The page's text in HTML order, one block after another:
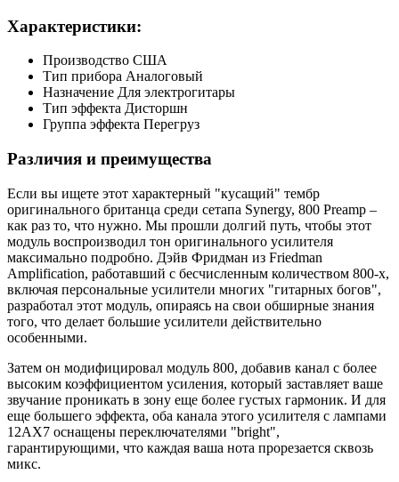
Характеристики:
Производство США
Тип прибора Аналоговый
Назначение Для электрогитары
Тип эффекта Дисторшн
Группа эффекта Перегруз
Различия и преимущества
Если вы ищете этот характерный "кусащий" тембр
оригинального британца среди сетапа Synergy, 800 Preamp –
как раз то, что нужно. Мы прошли долгий путь, чтобы этот
модуль воспроизводил тон оригинального усилителя
максимально подробно. Дэйв Фридман из Friedman
Amplification, работавший с бесчисленным количеством 800-х,
включая персональные усилители многих "гитарных богов",
разработал этот модуль, опираясь на свои обширные знания
того, что делает большие усилители действительно
особенными.
Затем он модифицировал модуль 800, добавив канал с более
высоким коэффициентом усиления, который заставляет ваше
звучание проникать в зону еще более густых гармоник. И для
еще большего эффекта, оба канала этого усилителя с лампами
12АX7 оснащены переключателями "bright",
гарантирующими, что каждая ваша нота прорезается сквозь
микс.